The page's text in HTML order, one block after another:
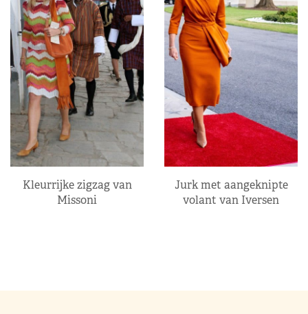
Kleurrijke zigzag van
Missoni
Jurk met aangeknipte
volant van Iversen